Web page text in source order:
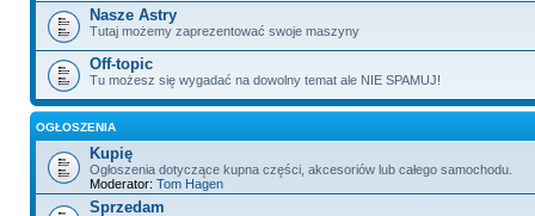
Nasze Astry
Tutaj możemy zaprezentować swoje maszyny
Off-topic
Tu możesz się wygadać na dowolny temat ale NIE SPAMUJ!
OGŁOSZENIA
Kupię
Ogłoszenia dotyczące kupna części, akcesoriów lub całego samochodu.
Moderator: Tom Hagen
Sprzedam